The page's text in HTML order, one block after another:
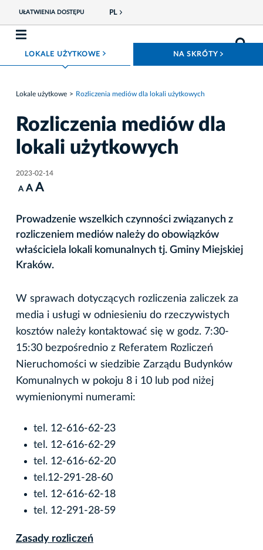
UŁATWIENIA DOSTĘPU PL
LOKALE UŻYTKOWE ROZWIŃ MENU NA SKRÓTY
Lokale użytkowe Rozliczenia mediów dla lokali użytkowych
Rozliczenia mediów dla
lokali użytkowych
2023-02-14
A A A
Prowadzenie wszelkich czynności związanych z
rozliczeniem mediów należy do obowiązków
właściciela lokali komunalnych tj. Gminy Miejskiej
Kraków.
W sprawach dotyczących rozliczenia zaliczek za
media i usługi w odniesieniu do rzeczywistych
kosztów należy kontaktować się w godz. 7:30-
15:30 bezpośrednio z Referatem Rozliczeń
Nieruchomości w siedzibie Zarządu Budynków
Komunalnych w pokoju 8 i 10 lub pod niżej
wymienionymi numerami:
tel. 12-616-62-23
tel. 12-616-62-29
tel. 12-616-62-20
tel.12-291-28-60
tel. 12-616-62-18
tel. 12-291-28-59
Zasady rozliczeń